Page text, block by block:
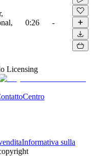
0:26 -
Licensing
Centro
Informativa sulla